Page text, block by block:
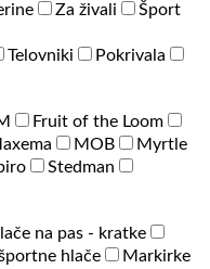
Za živali
Šport
Telovniki
Pokrivala
Fruit of the Loom
MOB
Myrtle
Stedman
na pas - kratke
hlače
Markirke